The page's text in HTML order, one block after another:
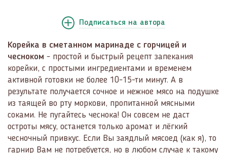
Подписаться на автора
Корейка в сметанном маринаде с горчицей и
чесноком - простой и быстрый рецепт запекания
корейки, с простыми ингредиентами и временем
активной готовки не более 10-15-ти минут. А в
результате получается сочное и нежное мясо на подушке
из таящей во рту моркови, пропитанной мясными
соками. Не пугайтесь чеснока! Он совсем не даст
остроты мясу, останется только аромат и лёгкий
чесночный привкус. Если Вы заядлый мясоед (как я), то
гарнир Вам не потребуется, но в любом случае к такому